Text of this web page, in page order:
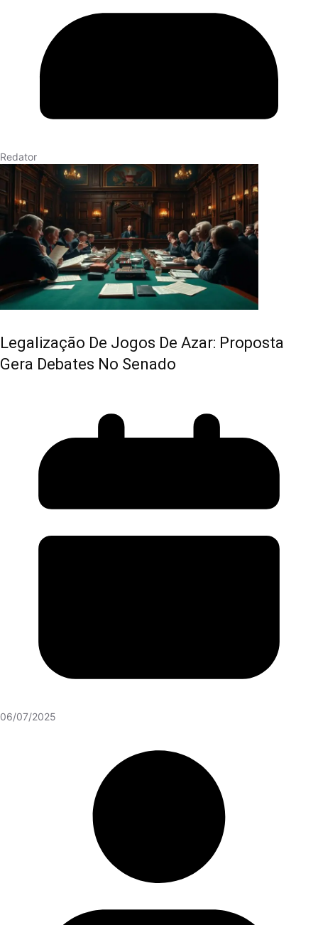
Redator
Legalização De Jogos De Azar: Proposta
Gera Debates No Senado
06/07/2025